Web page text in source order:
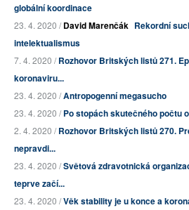
globální koordinace
23. 4. 2020 /David Marenčák Rekordní
intelektualismus
7. 4. 2020 /Rozhovor Britských listů 271.
koronaviru...
23. 4. 2020 /Antropogenní megasucho
23. 4. 2020 /Po stopách skutečného počtu
2. 4. 2020 /Rozhovor Britských listů 270.
nepravdi...
23. 4. 2020 /Světová zdravotnická
teprve začí...
23. 4. 2020 /Věk stability je u konce a